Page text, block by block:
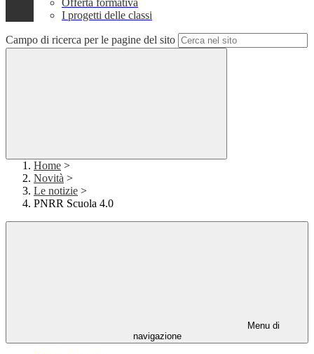
Offerta formativa
I progetti delle classi
Campo di ricerca per le pagine del sito
Home >
Novità >
Le notizie >
PNRR Scuola 4.0
Menu di
navigazione